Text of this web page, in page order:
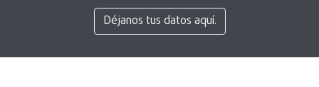
Déjanos tus datos aquí.